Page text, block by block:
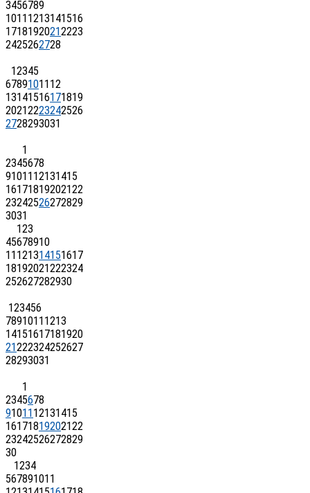
3456789
1011 1213141516
17181920212223
2425262728
12345
67891011 12
13141516171819
20212223242526
2728293031
1
2345678
91011 12131415
16171819202122
23242526272829
3031
123
45678910
11 121314151617
18192021222324
252627282930
123456
7891011 1213
14151617181920
21222324252627
28293031
1
2345678
91011 12131415
16171819202122
23242526272829
30
1234
567891011